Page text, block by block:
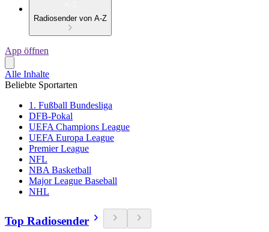
Radiosender von A-Z
App öffnen
Alle Inhalte
Beliebte Sportarten
1. Fußball Bundesliga
DFB-Pokal
UEFA Champions League
UEFA Europa League
Premier League
NFL
NBA Basketball
Major League Baseball
NHL
Top Radiosender